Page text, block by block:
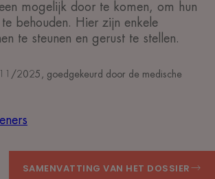
mogelijk door te komen, om hun
behouden. Hier zijn enkele
te steunen en gerust te stellen.
2025 , goedgekeurd door de medische
SAMENVATTING VAN HET DOSSIER